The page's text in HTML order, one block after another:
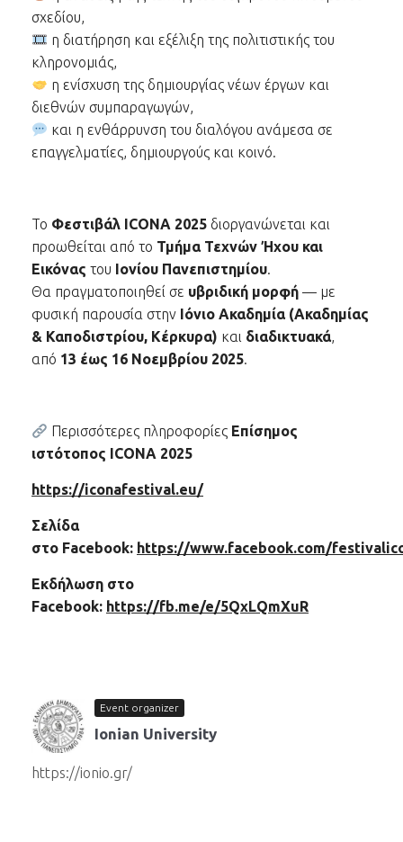
σχεδίου,
η διατήρηση και εξέλιξη της πολιτιστικής του
κληρονομιάς,
η ενίσχυση της δημιουργίας νέων έργων και
διεθνών συμπαραγωγών,
και η ενθάρρυνση του διαλόγου ανάμεσα σε
επαγγελματίες, δημιουργούς και κοινό.
Το Φεστιβάλ ICONA 2025 διοργανώνεται και
προωθείται από το Τμήμα Τεχνών Ήχου και
Εικόνας του Ιονίου Πανεπιστημίου.
Θα πραγματοποιηθεί σε υβριδική μορφή — με
φυσική παρουσία στην Ιόνιο Ακαδημία (Ακαδημίας
& Καποδιστρίου, Κέρκυρα) και διαδικτυακά,
από 13 έως 16 Νοεμβρίου 2025.
Περισσότερες πληροφορίες Επίσημος
ιστότοπος ICONA 2025
https://iconafestival.eu/
Σελίδα
στο Facebook: https://www.facebook.com/
Εκδήλωση στο
Facebook: https://fb.me/e/5QxLQmXuR
Event organizer
Ionian University
https://ionio.gr/